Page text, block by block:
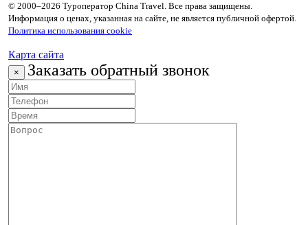
© 2000–2026 Туроператор China Travel. Все права защищены.
Информация о ценах, указанная на сайте, не является публичной офертой.
Политика использования cookie
Карта сайта
× Заказать обратный звонок